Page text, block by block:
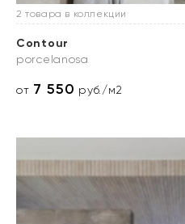
2 товара в коллекции
Contour
porcelanosa
от 7 550 руб./м2